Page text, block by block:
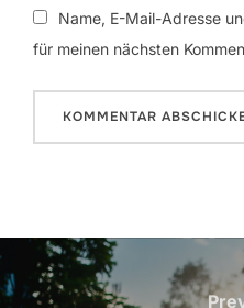
Name, E-Mail-Adresse
für meinen nächsten